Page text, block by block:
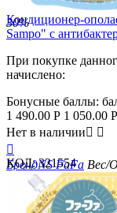
30%
Кондиционер-
Sampo" с
При покупке
начислено:
Бонусные баллы:
1 490.00 Р 1 050.00 Р
Нет в наличии 

БрендNS FaFa Вес/
КОД: 321554